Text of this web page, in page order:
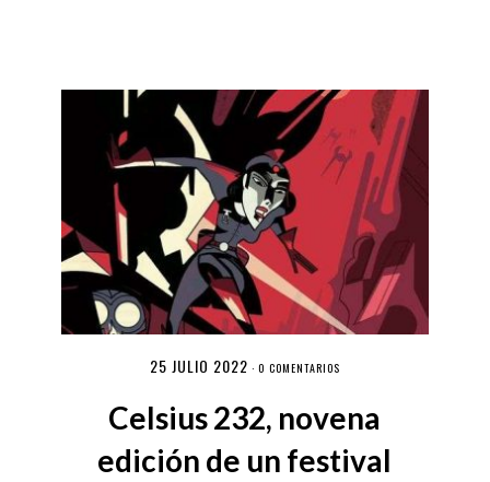
25 JULIO 2022 · 0 COMENTARIOS
Celsius 232, novena
edición de un festival